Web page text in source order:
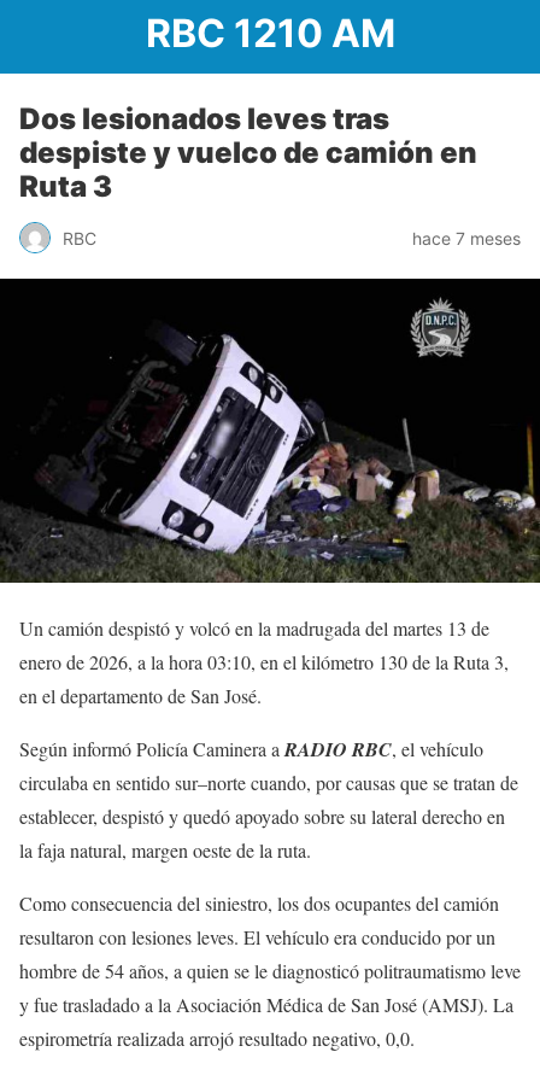
RBC 1210 AM
Dos lesionados leves tras
despiste y vuelco de camión en
Ruta 3
RBC hace 7 meses
Un camión despistó y volcó en la madrugada del martes 13 de
enero de 2026, a la hora 03:10, en el kilómetro 130 de la Ruta 3,
en el departamento de San José.
Según informó Policía Caminera a RADIO RBC, el vehículo
circulaba en sentido sur–norte cuando, por causas que se tratan de
establecer, despistó y quedó apoyado sobre su lateral derecho en
la faja natural, margen oeste de la ruta.
Como consecuencia del siniestro, los dos ocupantes del camión
resultaron con lesiones leves. El vehículo era conducido por un
hombre de 54 años, a quien se le diagnosticó politraumatismo leve
y fue trasladado a la Asociación Médica de San José (AMSJ). La
espirometría realizada arrojó resultado negativo, 0,0.